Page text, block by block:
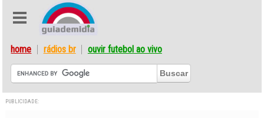
home rádios br ouvir futebol ao vivo
PUBLICIDADE: